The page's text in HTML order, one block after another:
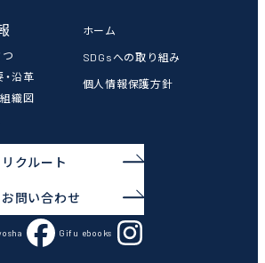
沿革
織図
ホーム
SDGsへの取り組み
個人情報保護方針
リクルート
お問い合わせ
Gifu ebooks